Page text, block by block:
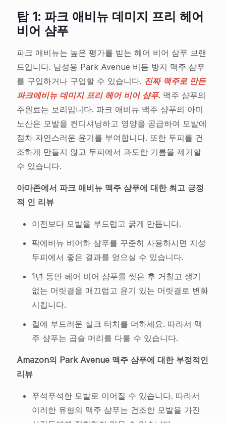
탑 1: 파크 애비뉴 데미지 프리 헤어
비어 샴푸
파크 애비뉴는 높은 평가를 받는 헤어 비어 샴푸 브랜
드입니다. 남성용 Park Avenue 비듬 방지 맥주 샴푸
를 구입하거나 구입할 수 있습니다. 진짜 맥주로 만든
파크에비뉴 데미지 프리 헤어 비어 샴푸. 맥주 샴푸의
주원료는 보리입니다. 파크 애비뉴 맥주 샴푸의 아미
노산은 모발을 컨디셔닝하고 영양을 공급하여 모발에
점차 자연스러운 윤기를 부여합니다. 또한 두피를 건
조하게 만들지 않고 두피에서 과도한 기름을 제거할
수 있습니다.
아마존에서 파크 애비뉴 맥주 샴푸에 대한 최고 긍정
적 인 리뷰
이전보다 모발을 부드럽고 굵게 만듭니다.
팍에비뉴 비어하 샴푸를 꾸준히 사용하시면 지성
두피에서 좋은 결과를 얻으실 수 있습니다.
1년 동안 헤어 비어 샴푸를 씻은 후 거칠고 생기
없는 머릿결을 매끄럽고 윤기 있는 머릿결로 변화
시킵니다.
컬에 부드러운 실크 터치를 더하세요. 따라서 맥
주 샴푸는 곱슬 머리를 다룰 수 있습니다.
Amazon의 Park Avenue 맥주 샴푸에 대한 부정적인
리뷰
푸석푸석한 모발로 이어질 수 있습니다. 따라서
이러한 유형의 맥주 샴푸는 건조한 모발을 가진